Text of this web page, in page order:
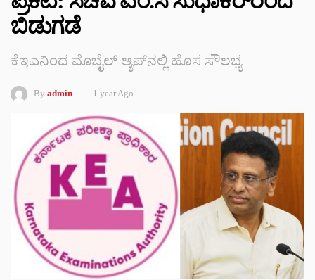
ಬಿಡುಗಡೆ
ಕೆಇಎನಿಂದ ಮೊಬೈಲ್ ಆ್ಯಪ್‌ನಲ್ಲಿ ಹೊಸ ಸೌಲಭ್ಯ
By admin 1 year Ago